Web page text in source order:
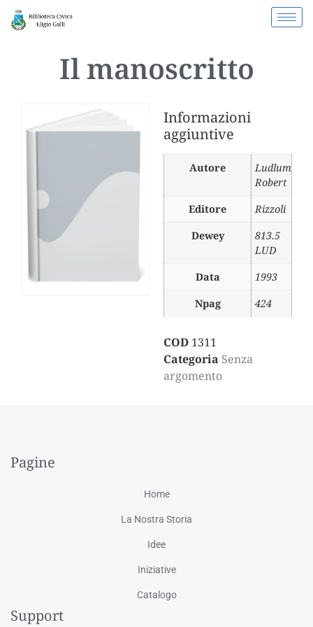
Il manoscritto
Informazioni
aggiuntive
Autore
Ludlum
Robert
Editore
Rizzoli
Dewey
813.5
LUD
Data
1993
Npag
424
COD 1311
Categoria Senza
argomento
Pagine
Home
La Nostra Storia
Idee
Iniziative
Catalogo
Support